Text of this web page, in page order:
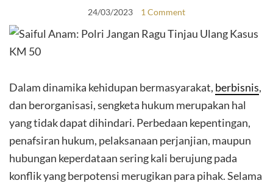
24/03/2023 1 Comment
Dalam dinamika kehidupan bermasyarakat, berbisnis,
dan berorganisasi, sengketa hukum merupakan hal
yang tidak dapat dihindari. Perbedaan kepentingan,
penafsiran hukum, pelaksanaan perjanjian, maupun
hubungan keperdataan sering kali berujung pada
konflik yang berpotensi merugikan para pihak. Selama